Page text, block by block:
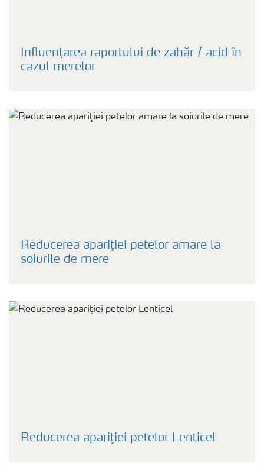
Influenţarea raportului de zahăr / acid în
cazul merelor
Reducerea apariţiei petelor amare la
soiurile de mere
Reducerea apariţiei petelor Lenticel